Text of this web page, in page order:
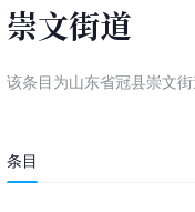
崇文街道
该条目为山东省冠县崇文
条目